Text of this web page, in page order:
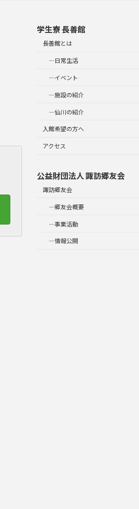
学生寮 長善館
長善館とは
―日常生活
―イベント
―施設の紹介
―仙川の紹介
入館希望の方へ
アクセス
公益財団法人 諏訪郷友会
諏訪郷友会
―郷友会概要
―事業活動
―情報公開